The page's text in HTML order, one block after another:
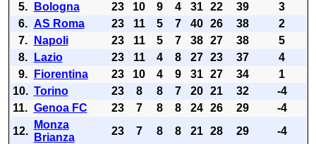
5.
Bologna 23 10 9 4 31 22 39
3
6. AS Roma 23 11 5 7 40 26 38
2
7.
Napoli 23 11 5 7 38 27 38
5
8.
Lazio 23 11 4 8 27 23 37
4
9.
Fiorentina 23 10 4 9 31 27 34
1
10. Torino 23 8 8 7 20 21 32
-4
11. Genoa FC 23 7 8 8 24 26 29
-4
12.
Monza
Brianza
23 7 8 8 21 28 29
-4